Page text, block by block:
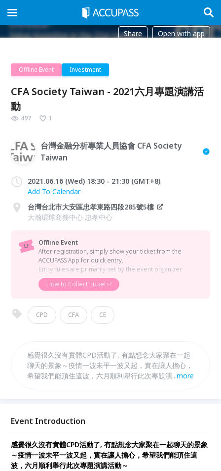
Share Open with app
Offline Event Investment
CFA Society Taiwan - 2021六月專題演講活
動
497 1
台灣金融分析專業人員協會 CFA Society
Taiwan
2021.06.16 (Wed) 18:30 - 21:30 (GMT+8)
Add To Calendar
台灣台北市大安區忠孝東路四段285號5樓
大瀚環球商務中心 忠孝中心
Offline Event
After registration, simply show your ticket from the
ACCUPASS App for quick entry.
Entry rules are primarily set by the event organizer.
How to Collect Tickets?
CPD CFA CE
感覺很久沒有實體CPD活動了, 有點想念大家聚在一起
聊天的景象～疫情一波未平一波又起，實在讓人擔心，
希望我們能頂住這波，六月順利舉行此次專題演講活動
講主題為 「Value Investing in the 21st Century」,
...more
Event Introduction
感覺很久沒有實體CPD活動了, 有點想念大家聚在一起聊天的景象
～疫情一波未平一波又起，實在讓人擔心，希望我們能頂住這
波，六月順利舉行此次專題演講活動～